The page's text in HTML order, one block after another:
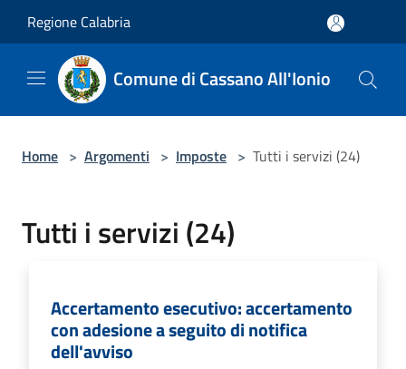
Regione Calabria
Comune di Cassano All'Ionio
Home > Argomenti > Imposte > Tutti i servizi (24)
Tutti i servizi (24)
Accertamento esecutivo: accertamento
con adesione a seguito di notifica
dell'avviso